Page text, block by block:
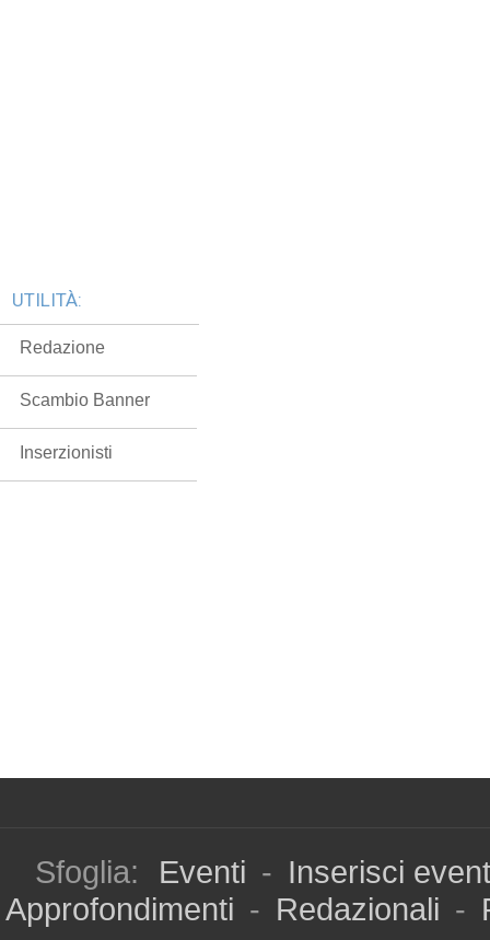
UTILITÀ:
Redazione
Scambio Banner
Inserzionisti
Sfoglia: Eventi - Inserisci
Approfondimenti - Redazionali -